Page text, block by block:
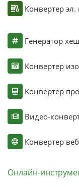
Конвертер эл.
Генератор
Конвертер
Конвертер
Видео-
Конвертер
Онлайн-